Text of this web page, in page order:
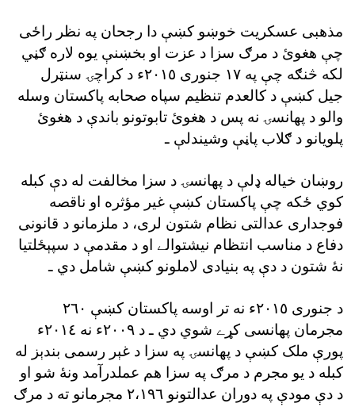
مذهبى عسکريت خوښو کښې دا رجحان په نظر راځى
چې هغوئ د مرګ سزا د عزت او بخښنې يوه لاره ګڼي
لکه څنګه چې په ١٧ جنورى ٢٠١٥ء د کراچۍ سنټرل
جيل کښې د کالعدم تنظيم سپاه صحابه پاکستان وسله
والو د پهانسۍ نه پس د هغوئ تابوتونو باندې د هغوئ
پلويانو د ګلاب پاڼې وشيندلې ـ
روښان خياله ډلې د پهانسۍ د سزا مخالفت له دې کبله
کوي ځکه چې پاکستان کښې غير مؤثره او ناقصه
فوجدارى عدالتى نظام شتون لرى، د ملزمانو د قانونى
دفاع د مناسب انتظام نيشتوالے او د مقدمې د سپېځلتيا
نۀ شتون د دې په بنيادى لاملونو کښې شامل دي ـ
د جنورى ٢٠١٥ء نه تر اوسه پاکستان کښې ٢٦٠
مجرمان پهانسى کړے شوي دي ـ د ٢٠٠٩ء نه ٢٠١٤ء
پورې ملک کښې د پهانسۍ په سزا د غېر رسمى بندېز له
کبله د يو مجرم د مرګ په سزا هم عملدرآمد ونۀ شو او
د دې مودې په دوران عدالتونو ٢،١٩٦ مجرمانو ته د مرګ